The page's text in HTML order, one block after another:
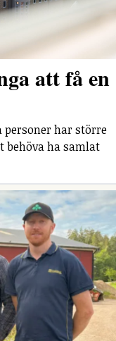
att få en
personer har större
behöva ha samlat